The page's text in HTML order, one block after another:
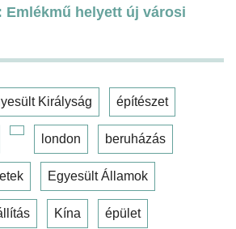
Emlékmű helyett új városi
Királyság építészet
london beruházás
Egyesült Államok
Kína épület